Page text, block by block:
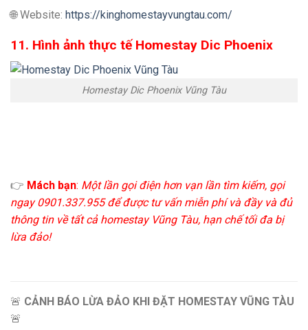
🌐 Website: https://kinghomestayvungtau.com/
11. Hình ảnh thực tế Homestay Dic Phoenix
Homestay Dic Phoenix Vũng Tàu
👉 Mách bạn: Một lần gọi điện hơn vạn lần tìm kiếm, gọi
ngay 0901.337.955 để được tư vấn miễn phí và đầy và đủ
thông tin về tất cả homestay Vũng Tàu, hạn chế tối đa bị
lừa đảo!
🚨 CẢNH BÁO LỪA ĐẢO KHI ĐẶT HOMESTAY VŨNG TÀU
🚨